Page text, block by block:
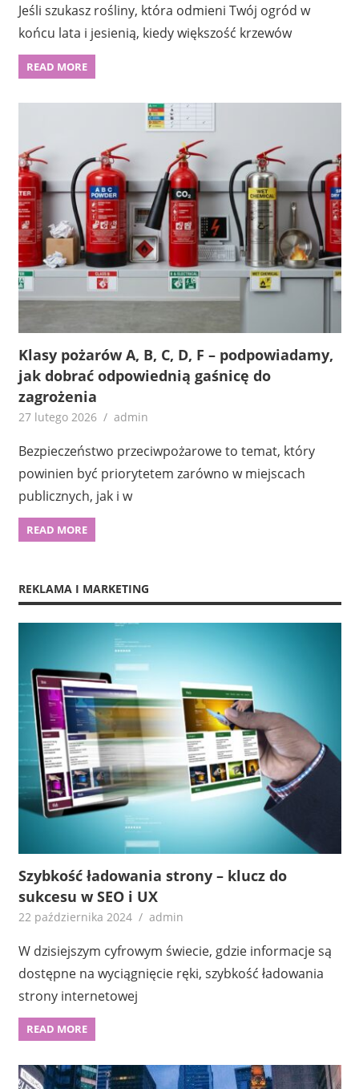
Jeśli szukasz rośliny, która odmieni Twój ogród w
końcu lata i jesienią, kiedy większość krzewów
READ MORE
Klasy pożarów A, B, C, D, F – podpowiadamy,
jak dobrać odpowiednią gaśnicę do
zagrożenia
27 lutego 2026 admin
Bezpieczeństwo przeciwpożarowe to temat, który
powinien być priorytetem zarówno w miejscach
publicznych, jak i w
READ MORE
REKLAMA I MARKETING
Szybkość ładowania strony – klucz do
sukcesu w SEO i UX
22 października 2024 admin
W dzisiejszym cyfrowym świecie, gdzie informacje są
dostępne na wyciągnięcie ręki, szybkość ładowania
strony internetowej
READ MORE